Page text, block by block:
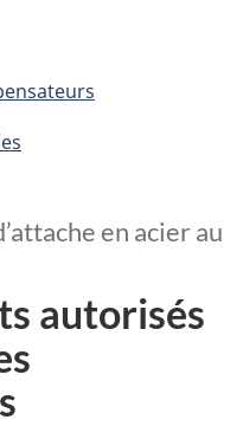
en acier au
autorisés